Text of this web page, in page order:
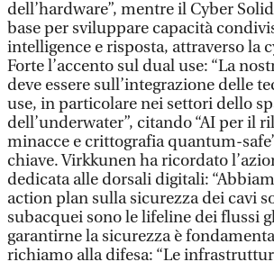
dell’hardware”, mentre il Cyber
base per sviluppare capacità
intelligence e risposta, attraverso la
Forte l’accento sul dual use: “La
deve essere sull’integrazione delle
use, in particolare nei settori dello
dell’underwater”, citando “AI per il
minacce e crittografia quantum-
chiave. Virkkunen ha ricordato
dedicata alle dorsali digitali:
action plan sulla sicurezza dei cavi
subacquei sono le lifeline dei flussi
garantirne la sicurezza è
richiamo alla difesa: “Le